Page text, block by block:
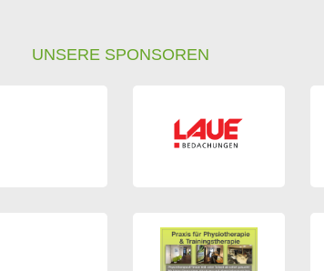
UNSERE SPONSOREN